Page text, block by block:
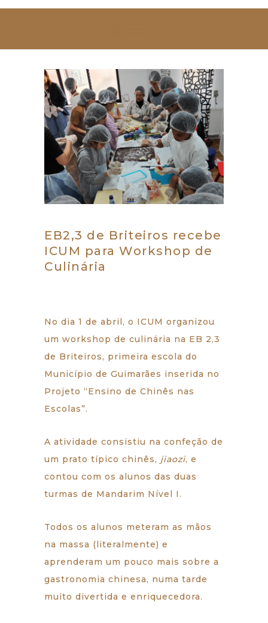
ESTUDAR
EVENTOS
NOTÍCIAS
GALERIA
CONTACTOS
EB2,3 de Briteiros recebe
ICUM para Workshop de
Culinária
No dia 1 de abril, o ICUM organizou
um workshop de culinária na EB 2,3
de Briteiros, primeira escola do
Município de Guimarães inserida no
Projeto “Ensino de Chinês nas
Escolas”.
A atividade consistiu na confeção de
um prato típico chinês, jiaozi, e
contou com os alunos das duas
turmas de Mandarim Nível I.
Todos os alunos meteram as mãos
na massa (literalmente) e
aprenderam um pouco mais sobre a
gastronomia chinesa, numa tarde
muito divertida e enriquecedora.